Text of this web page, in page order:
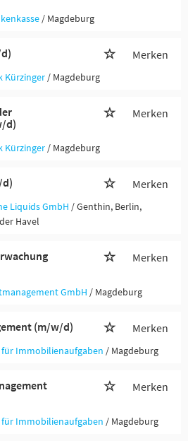
/ Magdeburg
Merken
Kürzinger / Magdeburg
d)
Merken
Kürzinger / Magdeburg
Merken
Liquids GmbH / Genthin, Berlin,
Havel
Merken
GmbH / Magdeburg
(m/w/d) Merken
Immobilienaufgaben / Magdeburg
Merken
Immobilienaufgaben / Magdeburg